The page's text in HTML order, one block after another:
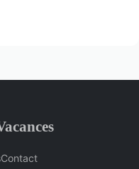
Contact